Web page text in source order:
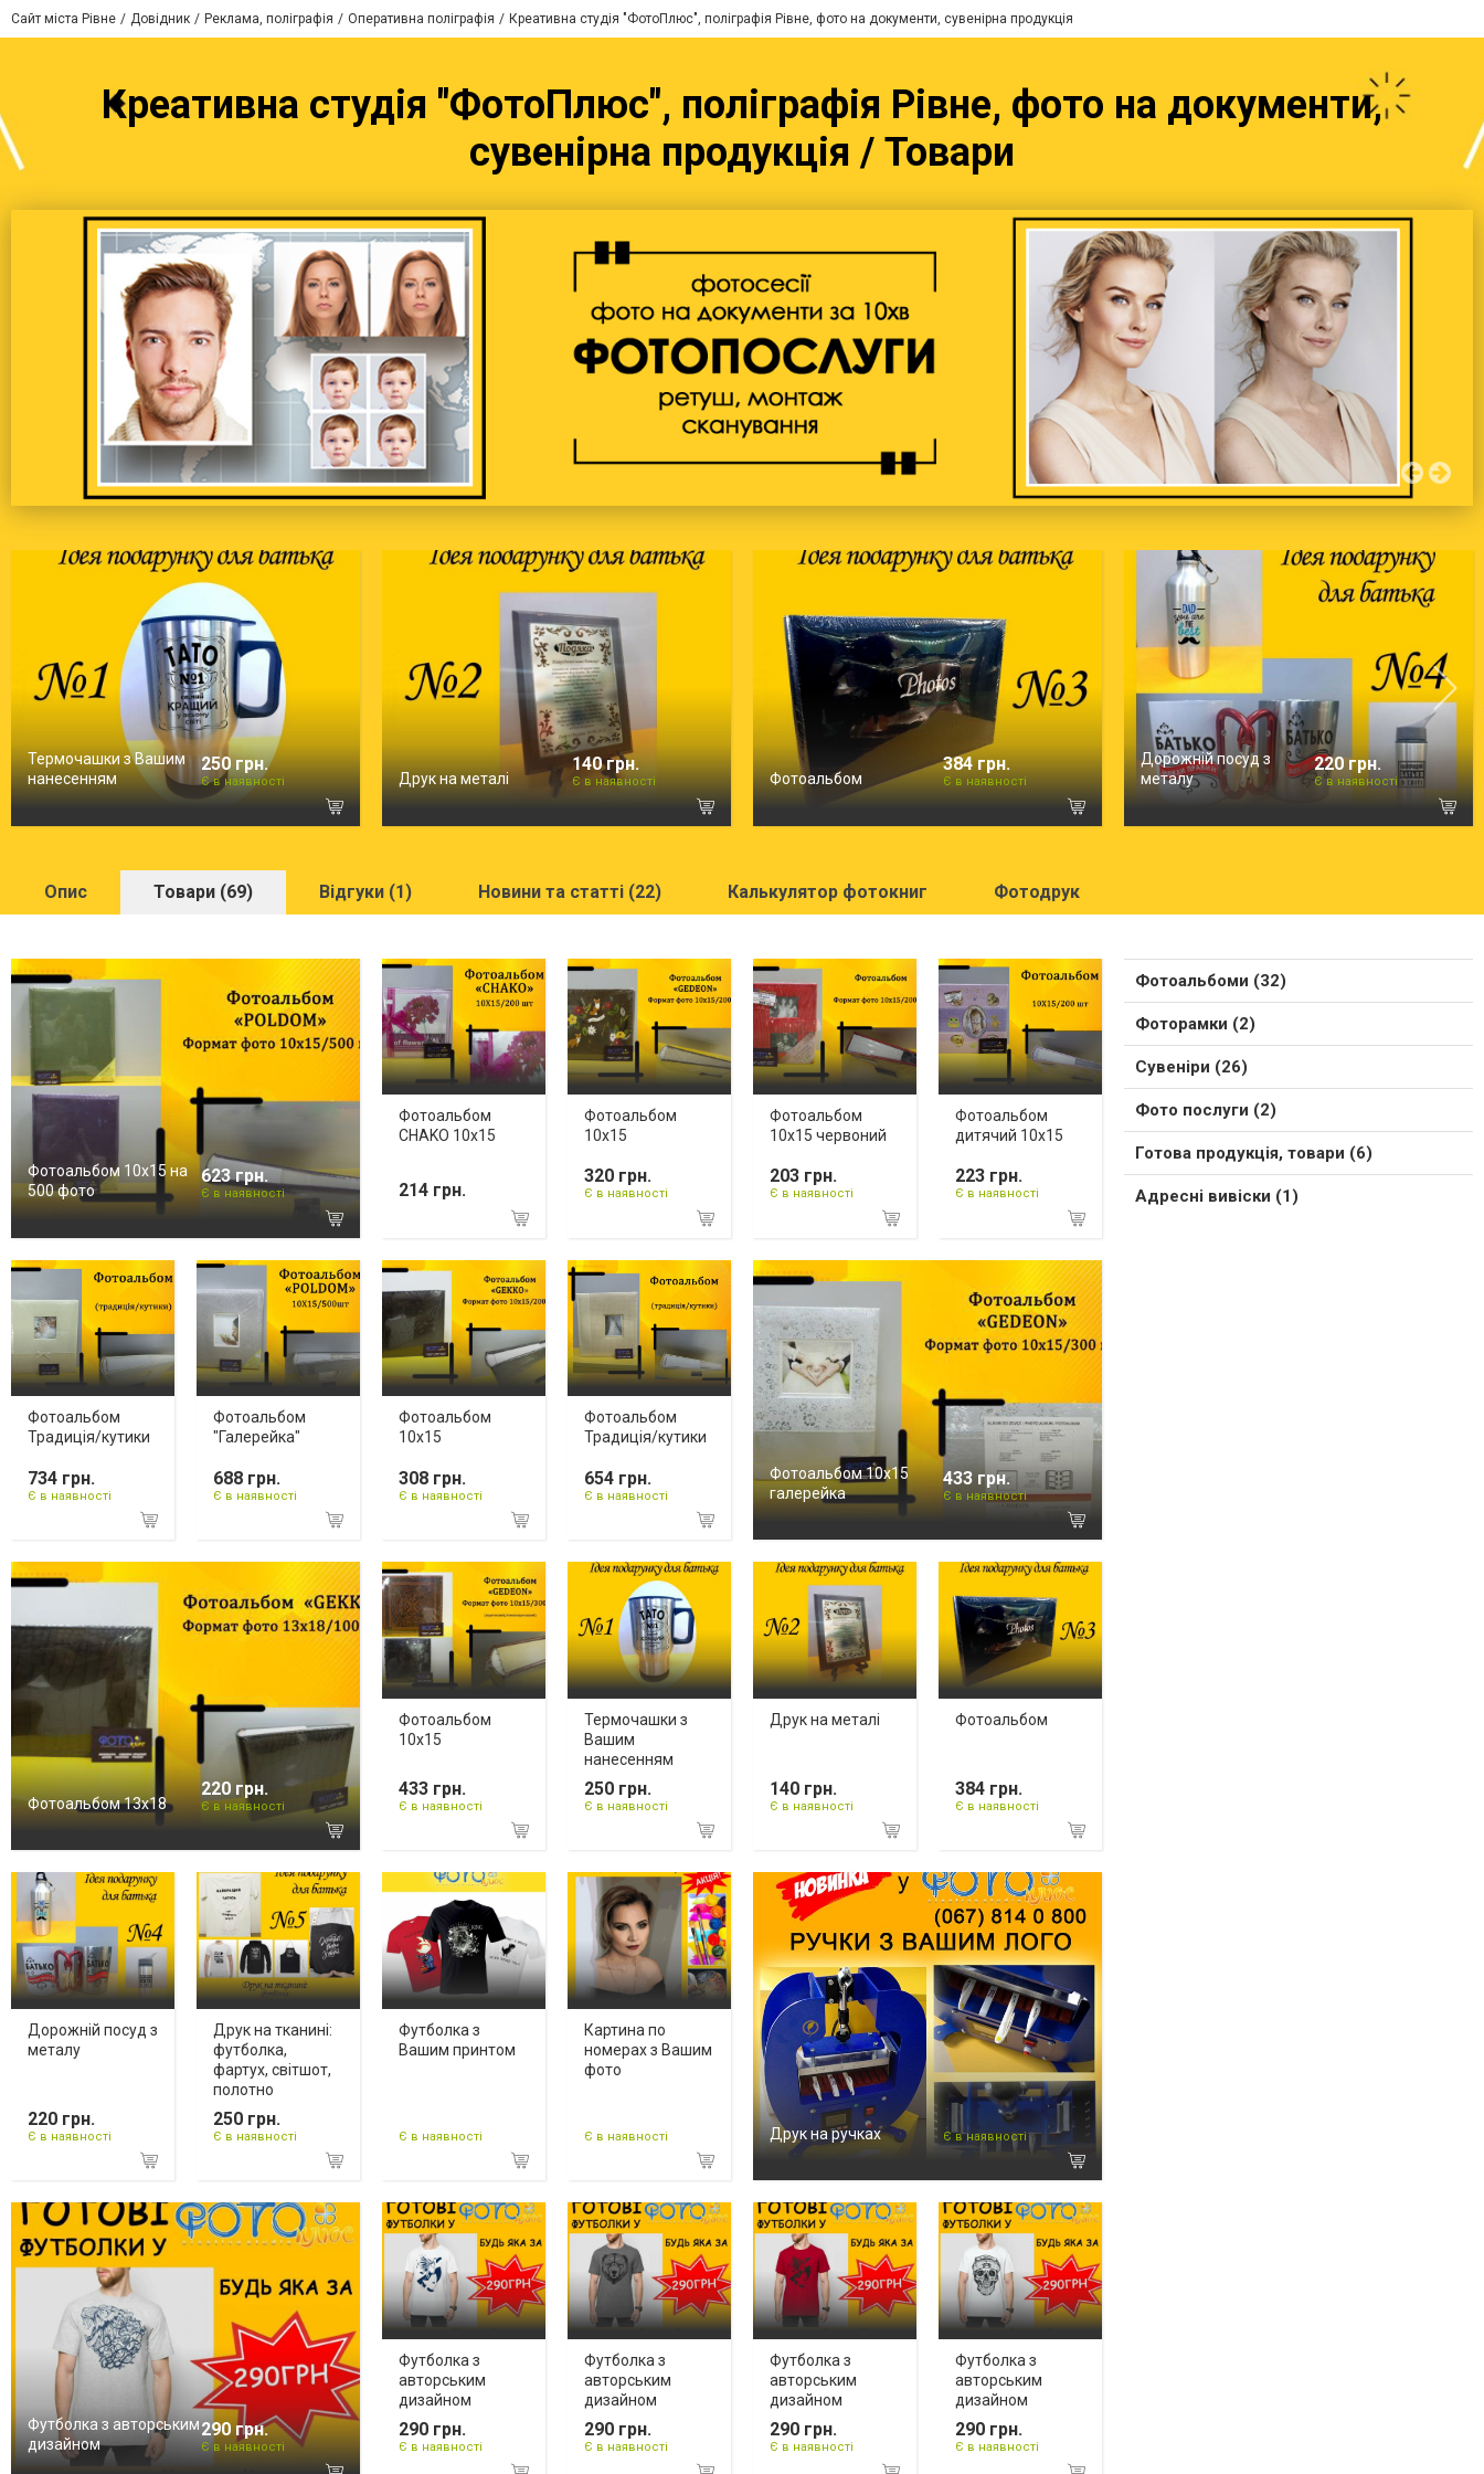
Сайт міста Рівне Довідник Реклама, поліграфія Оперативна поліграфія Креативна студія "ФотоПлюс", поліграфія Рівне, фото на документи, сувенірна продукція
Креативна студія "ФотоПлюс", поліграфія Рівне, фото на документи,
сувенірна продукція / Товари
Термочашки з Вашим
нанесенням
250 грн.
Є в наявності Друк на металі
140 грн.
Є в наявності Фотоальбом
384 грн.
Є в наявності
Дорожній посуд з
металу
220 грн.
Є в наявності
Опис Товари (69) Відгуки (1) Новини та статті (22) Калькулятор фотокниг Фотодрук
Фотоальбом 10х15 на
500 фото
623 грн.
Є в наявності
Фотоальбом
CHAKO 10х15
214 грн.
Фотоальбом
10х15
320 грн.
Є в наявності
Фотоальбом
10х15 червоний
203 грн.
Є в наявності
Фотоальбом
дитячий 10х15
223 грн.
Є в наявності
Фотоальбом
Традиція/кутики
734 грн.
Є в наявності
Фотоальбом
"Галерейка"
688 грн.
Є в наявності
Фотоальбом
10х15
308 грн.
Є в наявності
Фотоальбом
Традиція/кутики
654 грн.
Є в наявності
Фотоальбом 10х15
галерейка
433 грн.
Є в наявності
Фотоальбом 13х18
220 грн.
Є в наявності
Фотоальбом
10х15
433 грн.
Є в наявності
Термочашки з
Вашим
нанесенням
250 грн.
Є в наявності
Друк на металі
140 грн.
Є в наявності
Фотоальбом
384 грн.
Є в наявності
Дорожній посуд з
металу
220 грн.
Є в наявності
Друк на тканині:
футболка,
фартух, світшот,
полотно
250 грн.
Є в наявності
Футболка з
Вашим принтом
Є в наявності
Картина по
номерах з Вашим
фото
Є в наявності Друк на ручках Є в наявності
Футболка з авторським
дизайном
290 грн.
Є в наявності
Футболка з
авторським
дизайном
290 грн.
Є в наявності
Футболка з
авторським
дизайном
290 грн.
Є в наявності
Футболка з
авторським
дизайном
290 грн.
Є в наявності
Футболка з
авторським
дизайном
290 грн.
Є в наявності
Фотоальбоми (32)
Фоторамки (2)
Сувеніри (26)
Фото послуги (2)
Готова продукція, товари (6)
Адресні вивіски (1)